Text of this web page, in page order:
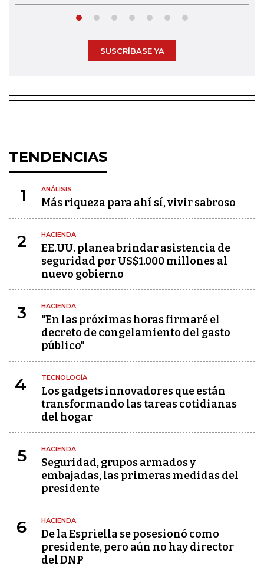
SUSCRÍBASE YA
TENDENCIAS
1 ANÁLISIS
Más riqueza para ahí sí, vivir sabroso
2 HACIENDA
EE.UU. planea brindar asistencia de
seguridad por US$1.000 millones al
nuevo gobierno
3 HACIENDA
"En las próximas horas firmaré el
decreto de congelamiento del gasto
público"
4 TECNOLOGÍA
Los gadgets innovadores que están
transformando las tareas cotidianas
del hogar
5 HACIENDA
Seguridad, grupos armados y
embajadas, las primeras medidas del
presidente
6 HACIENDA
De la Espriella se posesionó como
presidente, pero aún no hay director
del DNP